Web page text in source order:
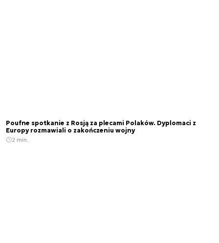
Poufne spotkanie z Rosją za plecami Polaków. Dyplomaci z
Europy rozmawiali o zakończeniu wojny
2 min.